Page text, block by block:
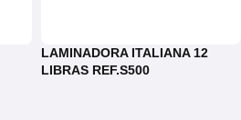
LAMINADORA ITALIANA 12
LIBRAS REF.S500